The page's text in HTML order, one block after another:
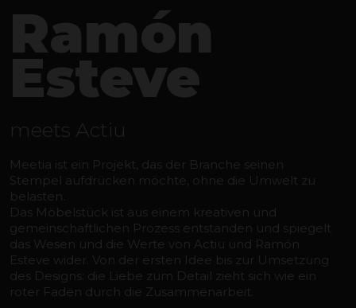
Ramón
Esteve
meets Actiu
Meetia ist ein Projekt, das der Branche seinen
Stempel aufdrücken möchte, ohne die Umwelt zu
belasten.
Das Möbelstück ist aus einem kreativen und
gemeinschaftlichen Prozess entstanden und spiegelt
das Wesen und die Werte von Actiu und Ramón
Esteve wider. Von der ersten Idee bis zur Umsetzung
des Designs: die Liebe zum Detail zieht sich wie ein
roter Faden durch die Zusammenarbeit.